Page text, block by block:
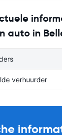
auto in
verhuurder